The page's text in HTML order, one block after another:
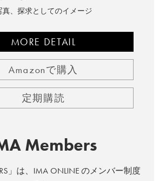
、探求としてのイメージ
MORE DETAIL
Amazonで購入
定期購読
Members
」は、IMA ONLINE のメンバー制度